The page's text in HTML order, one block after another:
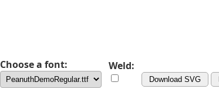
Choose a font: Weld:
Download SVG